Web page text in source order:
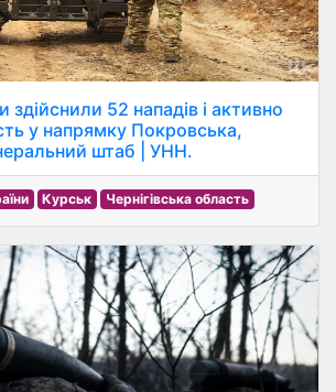
здійснили 52 нападів і активно
у напрямку Покровська,
штаб | УНН.
Курськ Чернігівська область